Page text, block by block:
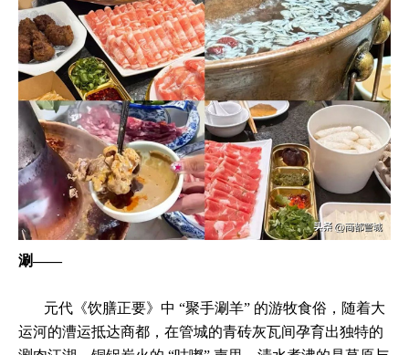
涮——
元代《饮膳正要》中 “聚手涮羊” 的游牧食俗，随着大
运河的漕运抵达商都，在管城的青砖灰瓦间孕育出独特的